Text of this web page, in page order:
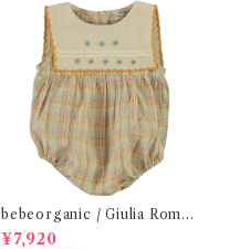
bebeorganic / Giulia Romp
er Lagoon Check( 6・12ｍ)
¥7,920